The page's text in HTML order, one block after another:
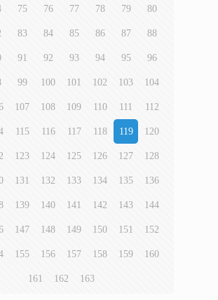
75 76 77 78 79 80
83 84 85 86 87 88
91 92 93 94 95 96
99 100 101 102 103 104
107 108 109 110 111 112
115 116 117 118 119 120
123 124 125 126 127 128
131 132 133 134 135 136
139 140 141 142 143 144
147 148 149 150 151 152
155 156 157 158 159 160
161 162 163